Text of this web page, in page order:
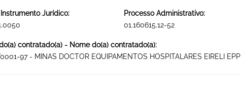
Jurídico:
Processo Administrativo:
01.160615.12-52
contratado(a) - Nome do(a) contratado(a):
97 - MINAS DOCTOR EQUIPAMENTOS HOSPITALARES EIRELI EPP